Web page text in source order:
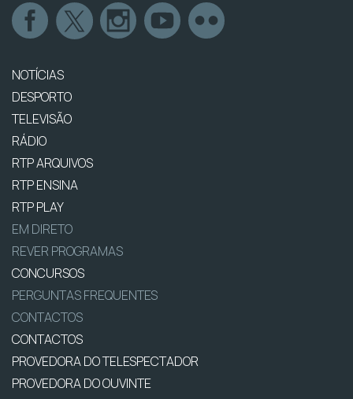
NOTÍCIAS
DESPORTO
TELEVISÃO
RÁDIO
RTP ARQUIVOS
RTP ENSINA
RTP PLAY
EM DIRETO
REVER PROGRAMAS
CONCURSOS
PERGUNTAS FREQUENTES
CONTACTOS
CONTACTOS
PROVEDORA DO TELESPECTADOR
PROVEDORA DO OUVINTE